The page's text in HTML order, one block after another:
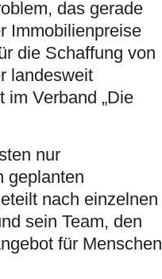
das gerade
Immobilienpreise
die Schaffung von
landesweit
Verband „Die
nur
geplanten
nach einzelnen
sein Team, den
für Menschen